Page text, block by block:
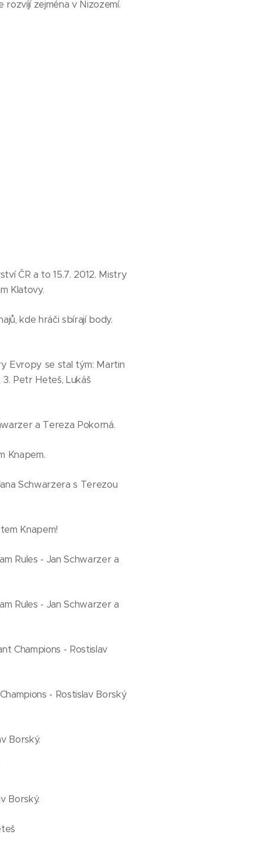
zejména v Nizozemí.
ČR a to 15.7. 2012. Mistry
Klatovy.
kde hráči sbírají body.
Evropy se stal tým: Martin
3. Petr Heteš, Lukáš
a Tereza Pokorná.
Knapem.
Schwarzera s Terezou
Knapem!
Rules - Jan Schwarzer a
Rules - Jan Schwarzer a
Champions - Rostislav
- Rostislav Borský
Borský.
Borský.